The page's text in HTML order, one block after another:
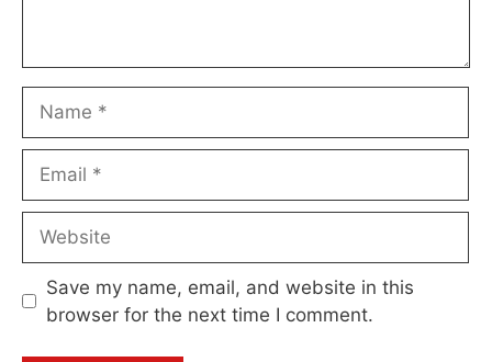
Save my name, email, and website in this
browser for the next time I comment.